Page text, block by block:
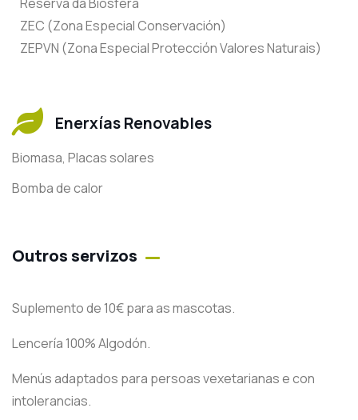
Reserva da Biosfera
ZEC (Zona Especial Conservación)
ZEPVN (Zona Especial Protección Valores Naturais)
Enerxías Renovables
Biomasa, Placas solares
Bomba de calor
Outros servizos
Suplemento de 10€ para as mascotas.
Lencería 100% Algodón.
Menús adaptados para persoas vexetarianas e con
intolerancias.